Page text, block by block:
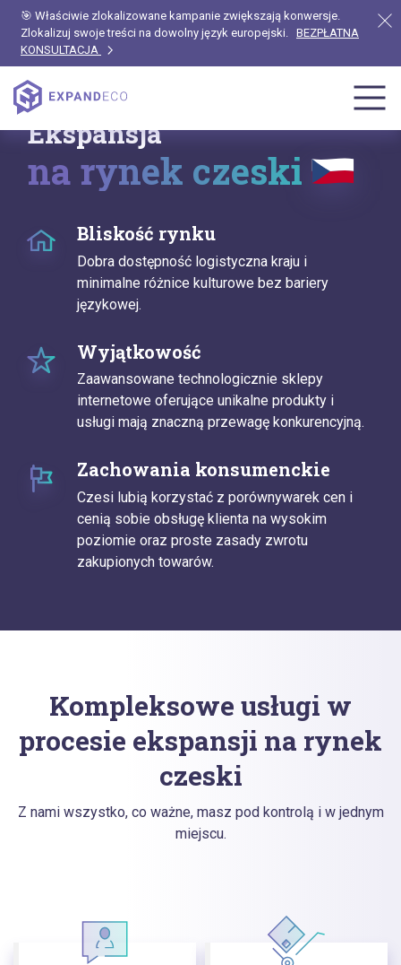
🎯 Właściwie zlokalizowane kampanie zwiększają konwersje.
Zlokalizuj swoje treści na dowolny język europejski. BEZPŁATNA
KONSULTACJA
Ekspansja
na rynek czeski
Bliskość rynku
Dobra dostępność logistyczna kraju i
minimalne różnice kulturowe bez bariery
językowej.
Wyjątkowość
Zaawansowane technologicznie sklepy
internetowe oferujące unikalne produkty i
usługi mają znaczną przewagę konkurencyjną.
Zachowania konsumenckie
Czesi lubią korzystać z porównywarek cen i
cenią sobie obsługę klienta na wysokim
poziomie oraz proste zasady zwrotu
zakupionych towarów.
Kompleksowe usługi w
procesie ekspansji na rynek
czeski
Z nami wszystko, co ważne, masz pod kontrolą i w jednym
miejscu.